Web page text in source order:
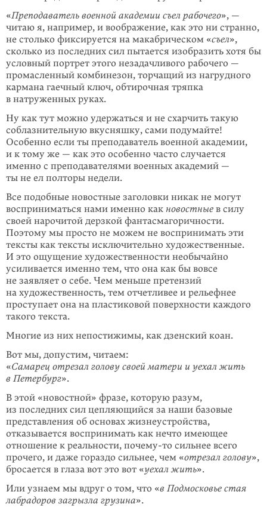
«Преподаватель военной академии съел рабочего», —
читаю я, например, и воображение, как это ни странно,
не столько фиксируется на макабрическом «съел»,
сколько из последних сил пытается изобразить хотя бы
условный портрет этого незадачливого рабочего —
промасленный комбинезон, торчащий из нагрудного
кармана гаечный ключ, обтирочная тряпка
в натруженных руках.
Ну как тут можно удержаться и не схарчить такую
соблазнительную вкусняшку, сами подумайте!
Особенно если ты преподаватель военной академии,
и к тому же — как это особенно часто случается
именно с преподавателями военных академий —
ты не ел полторы недели.
Все подобные новостные заголовки никак не могут
восприниматься нами именно как новостные в силу
своей нарочитой дерзкой фантасмагоричности.
Поэтому мы просто не можем не воспринимать эти
тексты как тексты исключительно художественные.
И это ощущение художественности необычайно
усиливается именно тем, что она как бы вовсе
не заявляет о себе. Чем меньше претензий
на художественность, тем отчетливее и рельефнее
проступает она на пластиковой поверхности каждого
такого текста.
Многие из них непостижимы, как дзенский коан.
Вот мы, допустим, читаем:
«Самарец отрезал голову своей матери и уехал жить
в Петербург».
В этой «новостной» фразе, которую разум,
из последних сил цепляющийся за наши базовые
представления об основах жизнеустройства,
отказывается воспринимать как нечто имеющее
отношение к реальности, почему-то сильнее всего
прочего, и даже гораздо сильнее, чем «отрезал голову»,
бросается в глаза вот это вот «уехал жить».
Или узнаем мы вдруг о том, что «в Подмосковье стая
лабрадоров загрызла грузина».